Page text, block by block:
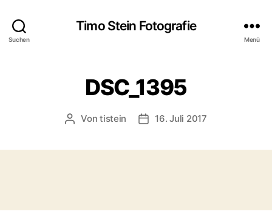
Suchen
Timo Stein Fotografie
Menü
DSC_1395
Beitragsautor
Vontistein Veröffentlichungsdatum
16. Juli 2017